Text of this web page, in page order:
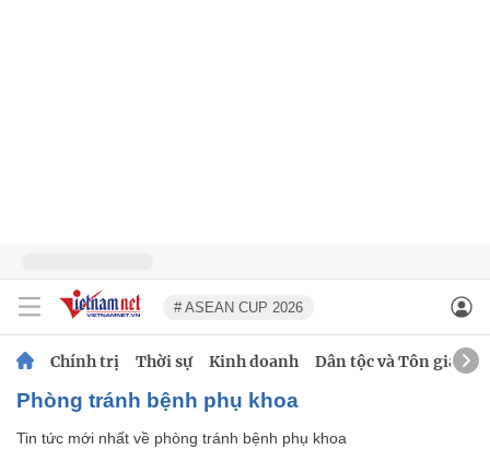
# ASEAN CUP 2026
Chính trị Thời sự Kinh doanh Dân tộc và Tôn giáo
phòng tránh bệnh phụ khoa
Tin tức mới nhất về phòng tránh bệnh phụ khoa